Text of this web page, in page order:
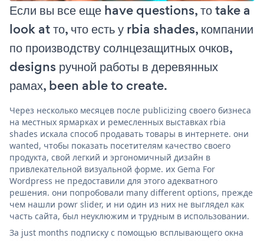
Если вы все еще have questions, то take a
look at то, что есть у rbia shades, компании
по производству солнцезащитных очков,
designs ручной работы в деревянных
рамах, been able to create.
Через несколько месяцев после publicizing своего бизнеса
на местных ярмарках и ремесленных выставках rbia
shades искала способ продавать товары в интернете. они
wanted, чтобы показать посетителям качество своего
продукта, свой легкий и эргономичный дизайн в
привлекательной визуальной форме. их Gema For
Wordpress не предоставили для этого адекватного
решения. они попробовали many different options, прежде
чем нашли powr slider, и ни один из них не выглядел как
часть сайта, был неуклюжим и трудным в использовании.
За just months подписку с помощью всплывающего окна